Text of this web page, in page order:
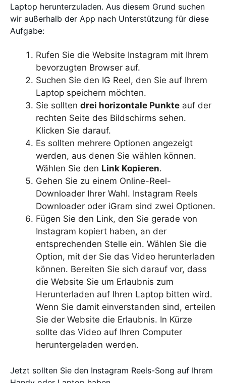
Laptop herunterzuladen. Aus diesem Grund suchen
wir außerhalb der App nach Unterstützung für diese
Aufgabe:
Rufen Sie die Website Instagram mit Ihrem
bevorzugten Browser auf.
Suchen Sie den IG Reel, den Sie auf Ihrem
Laptop speichern möchten.
Sie sollten drei horizontale Punkte auf der
rechten Seite des Bildschirms sehen.
Klicken Sie darauf.
Es sollten mehrere Optionen angezeigt
werden, aus denen Sie wählen können.
Wählen Sie den Link Kopieren.
Gehen Sie zu einem Online-Reel-
Downloader Ihrer Wahl. Instagram Reels
Downloader oder iGram sind zwei Optionen.
Fügen Sie den Link, den Sie gerade von
Instagram kopiert haben, an der
entsprechenden Stelle ein. Wählen Sie die
Option, mit der Sie das Video herunterladen
können. Bereiten Sie sich darauf vor, dass
die Website Sie um Erlaubnis zum
Herunterladen auf Ihren Laptop bitten wird.
Wenn Sie damit einverstanden sind, erteilen
Sie der Website die Erlaubnis. In Kürze
sollte das Video auf Ihren Computer
heruntergeladen werden.
Jetzt sollten Sie den Instagram Reels-Song auf Ihrem